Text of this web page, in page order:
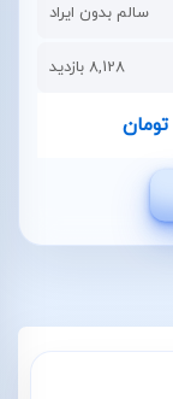
سالم بدون ایراد
8,128 بازدید
تومان